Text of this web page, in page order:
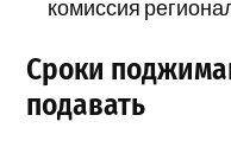
комиссия
Сроки
подавать